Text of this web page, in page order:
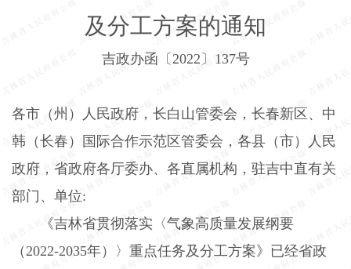
及分工方案的通知
吉政办函〔2022〕 137号
各市（州）人民政府，长白山管委会，长春新区、中
韩（长春）国际合作示范区管委会，各县（市）人民
政府，省政府各厅委办、各直属机构，驻吉中直有关
部门、单位:
《吉林省贯彻落实〈气象高质量发展纲要
（ 2022-2035年）〉重点任务及分工方案》已经省政